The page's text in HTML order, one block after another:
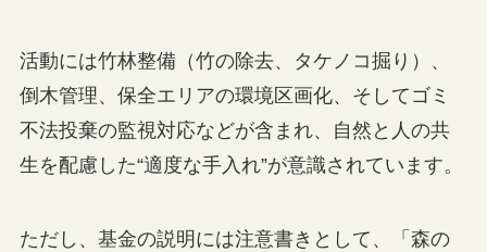
活動には竹林整備（竹の除去、タケノコ掘り）、
倒木管理、保全エリアの環境区画化、そしてゴミ
不法投棄の監視対応などが含まれ、自然と人の共
生を配慮した“適度な手入れ”が意識されています。
ただし、基金の説明には注意書きとして、「森の